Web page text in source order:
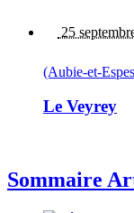
25
(Aubie-et-
Le Veyrey
Sommaire